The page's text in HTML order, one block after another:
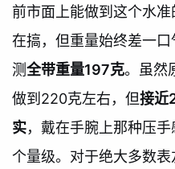
前市面上能做到这个水
在搞，但重量始终差一
测全带重量197克。虽然
做到220克左右，但接近
实，戴在手腕上那种压
个量级。对于绝大多数